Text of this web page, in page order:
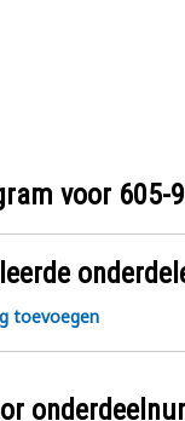
voor 605-
toevoegen